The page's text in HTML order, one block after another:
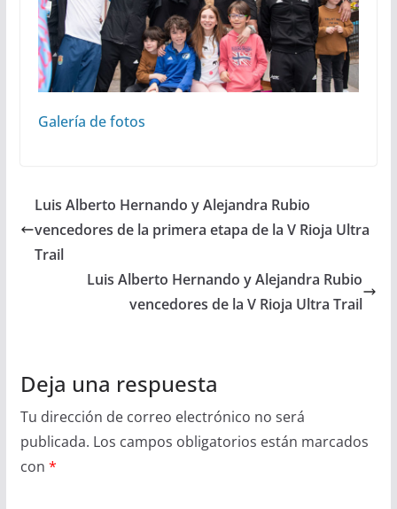
Galería de fotos
Luis Alberto Hernando y Alejandra Rubio
vencedores de la primera etapa de la V Rioja Ultra
Trail
Luis Alberto Hernando y Alejandra Rubio
vencedores de la V Rioja Ultra Trail
Deja una respuesta
Tu dirección de correo electrónico no será
publicada. Los campos obligatorios están marcados
con *